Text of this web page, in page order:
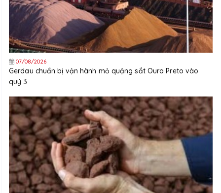
07/08/2026
Gerdau chuẩn bị vận hành mỏ quặng sắt Ouro Preto vào
quý 3